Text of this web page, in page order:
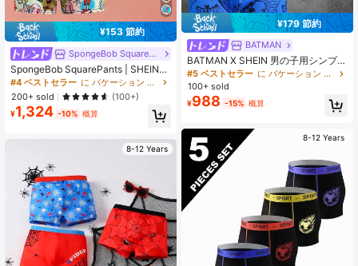
¥153 節約
SpongeBob SquarePants
SpongeBob SquarePants | SHEIN
ティーンボーイ用かわいいカートゥ
ーン柄ボクサーパンツ
#4 ベストセラー
に バケーション ティーンボーイズ下着
200+ sold
(100+)
¥1,324 -10% 概算
8-12 Years
¥179 節約
BATMAN
BATMAN X SHEIN 男の子用シンプル
プリントボクサーブリーフ 3枚セッ
ト
#5 ベストセラー
に バケーション ティーンボーイズ下着
100+ sold
¥988 -15% 概算
8-12 Years